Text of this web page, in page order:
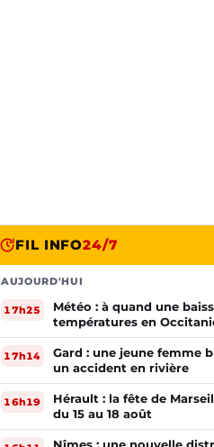
FIL INFO24/7
AUJOURD'HUI
17h25
Météo : à quand une
températures en
prévisions
17h14
Gard : une jeune femme
un accident en rivière
16h19
Hérault : la fête de
du 15 au 18 août